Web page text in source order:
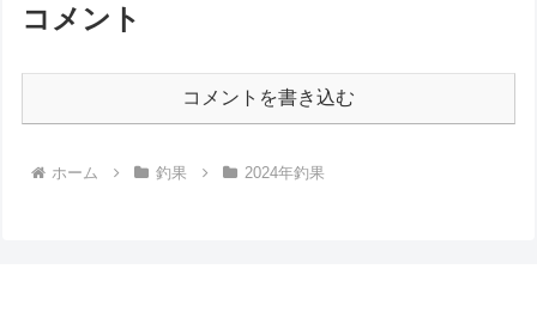
コメント
コメントを書き込む
ホーム 釣果 2024年釣果